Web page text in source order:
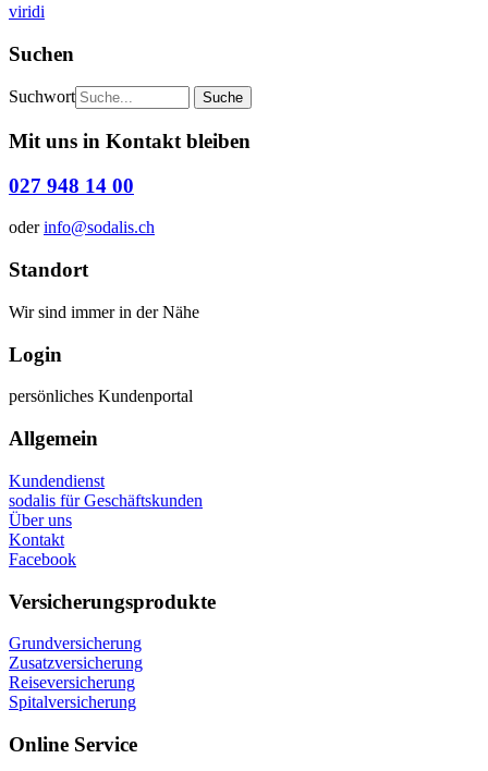
viridi
Suchen
Suchwort
Mit uns in Kontakt bleiben
027 948 14 00
oderinfo@sodalis.ch
Standort
Wir sind immer in der Nähe
Login
persönliches Kundenportal
Allgemein
Kundendienst
sodalis für Geschäftskunden
Über uns
Kontakt
Facebook
Versicherungsprodukte
Grundversicherung
Zusatzversicherung
Reiseversicherung
Spitalversicherung
Online Service